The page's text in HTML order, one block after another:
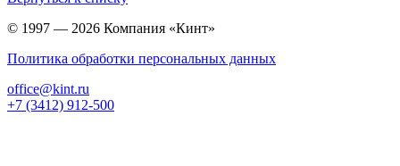
© 1997 — 2026 Компания «Кинт»
Политика обработки персональных данных
office@kint.ru
+7 (3412) 912-500